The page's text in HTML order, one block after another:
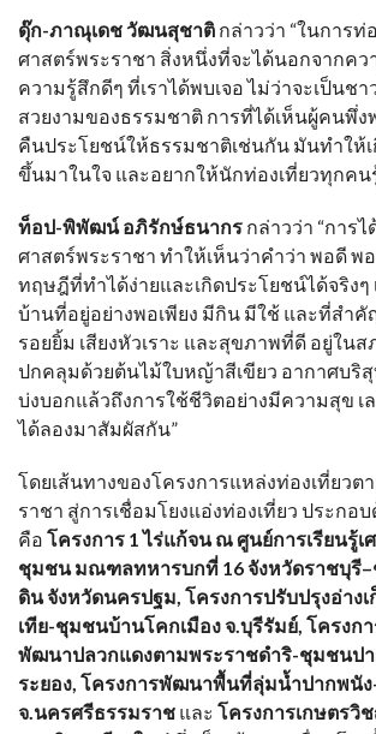
ดุ๊ก-ภาณุเดช วัฒนสุชาติ กล่าวว่า “ในการท่
ศาสตร์พระราชา สิ่งหนึ่งที่จะได้นอกจากคว
ความรู้สึกดีๆ ที่เราได้พบเจอ ไม่ว่าจะเป็นช
สวยงามของธรรมชาติ การที่ได้เห็นผู้คนพึ่
คืนประโยชน์ให้ธรรมชาติเช่นกัน มันทำให้
ขึ้นมาในใจ และอยากให้นักท่องเที่ยวทุกค
ท็อป-พิพัฒน์ อภิรักษ์ธนากร กล่าวว่า “การไ
ศาสตร์พระราชา ทำให้เห็นว่าคำว่า พอดี พ
ทฤษฎีที่ทำได้ง่ายและเกิดประโยชน์ได้จริงๆ
บ้านที่อยู่อย่างพอเพียง มีกิน มีใช้ และที่สำ
รอยยิ้ม เสียงหัวเราะ และสุขภาพที่ดี อยู่ใน
ปกคลุมด้วยต้นไม้ใบหญ้าสีเขียว อากาศบริ
บ่งบอกแล้วถึงการใช้ชีวิตอย่างมีความสุข เ
ได้ลองมาสัมผัสกัน”
โดยเส้นทางของโครงการแหล่งท่องเที่ยวต
ราชา สู่การเชื่อมโยงแอ่งท่องเที่ยว ประกอบ
คือ โครงการ 1 ไร่แก้จน ณ ศูนย์การเรียนรู้เ
ชุมชน มณฑลทหารบกที่ 16 จังหวัดราชบุรี
ดิน จังหวัดนครปฐม, โครงการปรับปรุงอ่าง
เทีย-ชุมชนบ้านโคกเมือง จ.บุรีรัมย์, โครงก
พัฒนาปลวกแดงตามพระราชดำริ-ชุมชนปา
ระยอง, โครงการพัฒนาพื้นที่ลุ่มน้ำปากพนั
จ.นครศรีธรรมราช และ โครงการเกษตร